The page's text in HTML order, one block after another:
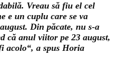
Vreau să fiu el cel
e un cuplu care se va
Din păcate, nu s-a
că anul viitor pe 23 august,
acolo“, a spus Horia